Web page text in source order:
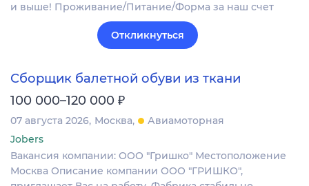
и выше! Проживание/Питание/Форма за наш счет
Откликнуться
Сборщик балетной обуви из ткани
100 000–120 000 ₽
07 августа 2026 Москва
Авиамоторная
Jobers
Вакансия компании: ООО "Гришко" Местоположение
Москва Описание компании ООО "ГРИШКО",